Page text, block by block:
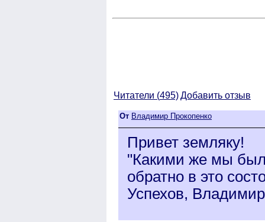
Читатели (495)Добавить отзыв
От Владимир Прокопенко
Привет земляку!
"Какими же мы
обратно в это
Успехов,